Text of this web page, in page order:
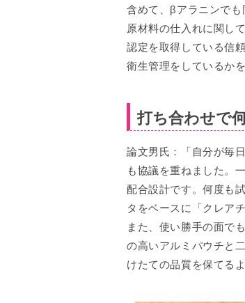
含めて、βアラニンでも
原材料の仕入れに関し
認定を取得している信
衛生管理をしているか
打ち合わせで
論文男氏：「自分が毎
も協議を重ねました。
配合設計です。何度も
タをベースに「クレア
また、使い勝手の面で
の高いアルミパウチと
けたての品質を保てる